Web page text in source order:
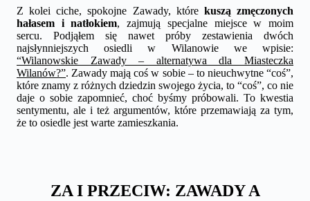
Z kolei ciche, spokojne Zawady, którekuszą zmęczonych
hałasem i natłokiem, zajmują specjalne miejsce w moim
sercu. Podjąłem się nawet próby zestawienia dwóch
najsłynniejszych osiedli w Wilanowie we wpisie:
“Wilanowskie Zawady – alternatywa dla Miasteczka
Wilanów?”. Zawady mają coś w sobie – to nieuchwytne “coś”,
które znamy z różnych dziedzin swojego życia, to “coś”, co nie
daje o sobie zapomnieć, choć byśmy próbowali. To kwestia
sentymentu, ale i też argumentów, które przemawiają za tym,
że to osiedle jest warte zamieszkania.
ZA I PRZECIW: ZAWADY A